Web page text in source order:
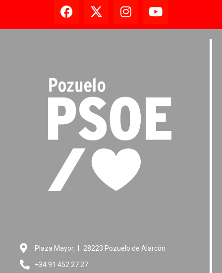
Plaza Mayor, 1. 28223 Pozuelo de Alarcón
+34 91 452 27 27